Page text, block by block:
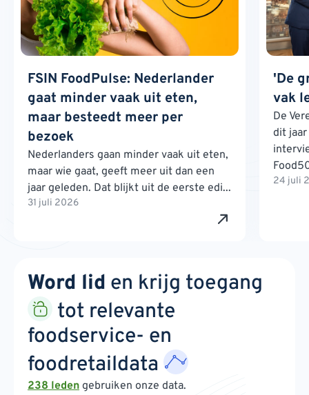
FSIN FoodPulse: Nederlander
gaat minder vaak uit eten,
maar besteedt meer per
bezoek
Nederlanders gaan minder vaak uit eten,
maar wie gaat, geeft meer uit dan een
jaar geleden. Dat blijkt uit de eerste edi...
31 juli 2026
'De
vak
De
dit
24 juli
Word lid en krijg toegang
tot relevante
foodservice- en
foodretaildata
238 leden gebruiken onze data.